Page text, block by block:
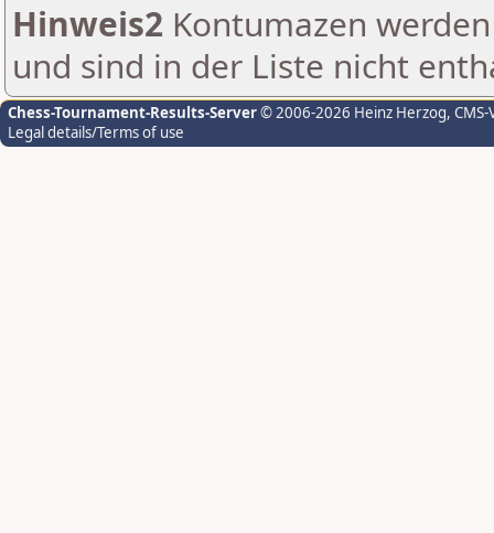
Hinweis2 Kontumazen
und sind in der Liste nicht
Chess-Tournament-Results-Server© 2006-2026 Heinz Herzog,
Legal details/Terms of use